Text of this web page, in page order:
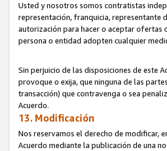
Usted y nosotros somos contratistas
representación, franquicia, representante
autorización para hacer o aceptar ofertas
persona o entidad adopten cualquier
Sin perjuicio de las disposiciones de este
provoque o exija, que ninguna de las
transacción) que contravenga o sea
Acuerdo.
13. Modificación
Nos reservamos el derecho de modificar,
Acuerdo mediante la publicación de una